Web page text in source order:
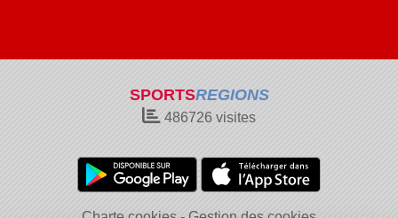
SPORTSREGIONS
486726 visites